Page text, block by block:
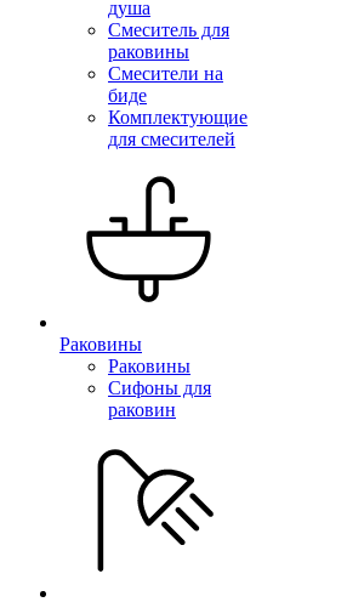
душа
Смеситель для
раковины
Смесители на
биде
Комплектующие
для смесителей
Раковины
Раковины
Сифоны для
раковин